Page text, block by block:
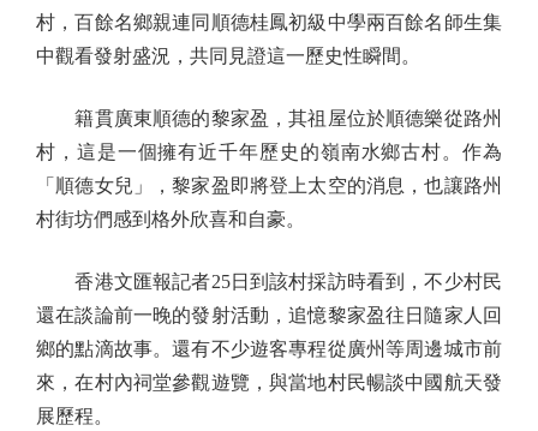
村，百餘名鄉親連同順德桂鳳初級中學兩百餘名師生集
中觀看發射盛況，共同見證這一歷史性瞬間。
籍貫廣東順德的黎家盈，其祖屋位於順德樂從路州
村，這是一個擁有近千年歷史的嶺南水鄉古村。作為
「順德女兒」，黎家盈即將登上太空的消息，也讓路州
村街坊們感到格外欣喜和自豪。
香港文匯報記者25日到該村採訪時看到，不少村民
還在談論前一晚的發射活動，追憶黎家盈往日隨家人回
鄉的點滴故事。還有不少遊客專程從廣州等周邊城市前
來，在村內祠堂參觀遊覽，與當地村民暢談中國航天發
展歷程。